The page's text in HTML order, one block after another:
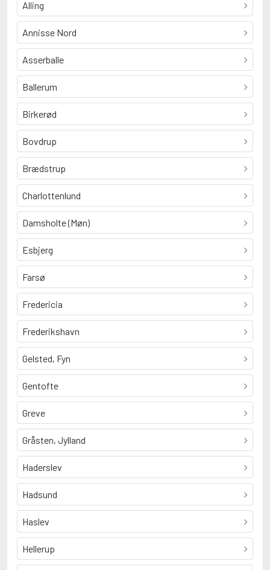
Alling
Annisse Nord
Asserballe
Ballerum
Birkerød
Bovdrup
Brædstrup
Charlottenlund
Damsholte (Møn)
Esbjerg
Farsø
Fredericia
Frederikshavn
Gelsted, Fyn
Gentofte
Greve
Gråsten, Jylland
Haderslev
Hadsund
Haslev
Hellerup